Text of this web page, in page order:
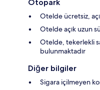
Otopark
Otelde ücretsiz,
Otelde açık uzun
Otelde, tekerlekli
bulunmaktadır
Diğer bilgiler
Sigara içilmeyen